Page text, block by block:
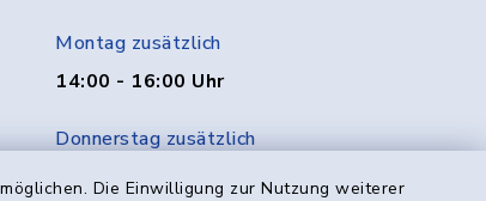
Die Einwilligung zur Nutzung weiterer
Montag zusätzlich
14:00 - 16:00 Uhr
Donnerstag zusätzlich
14:00 - 18:00 Uhr